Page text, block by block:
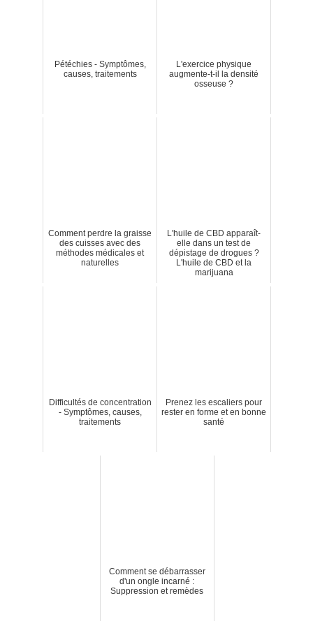
Pétéchies - Symptômes,
causes, traitements
L'exercice physique
augmente-t-il la densité
osseuse ?
Comment perdre la graisse
des cuisses avec des
méthodes médicales et
naturelles
L'huile de CBD apparaît-
elle dans un test de
dépistage de drogues ?
L'huile de CBD et la
marijuana
Difficultés de concentration
- Symptômes, causes,
traitements
Prenez les escaliers pour
rester en forme et en bonne
santé
Comment se débarrasser
d'un ongle incarné :
Suppression et remèdes